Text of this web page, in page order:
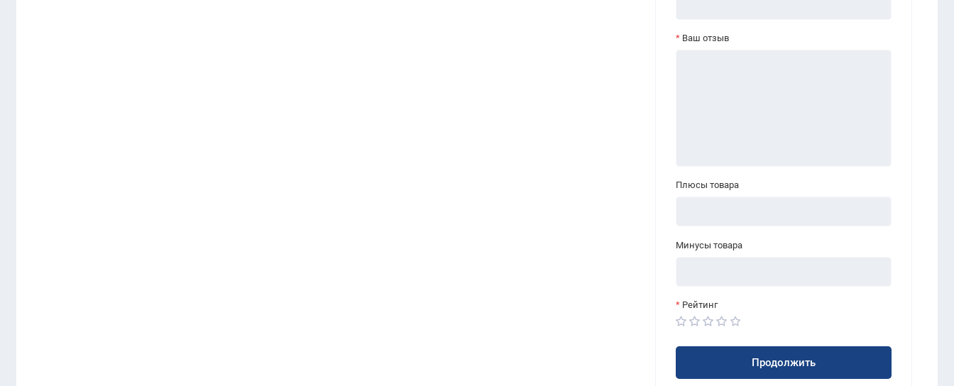
Ваш отзыв
Плюсы товара
Минусы товара
Рейтинг
Продолжить